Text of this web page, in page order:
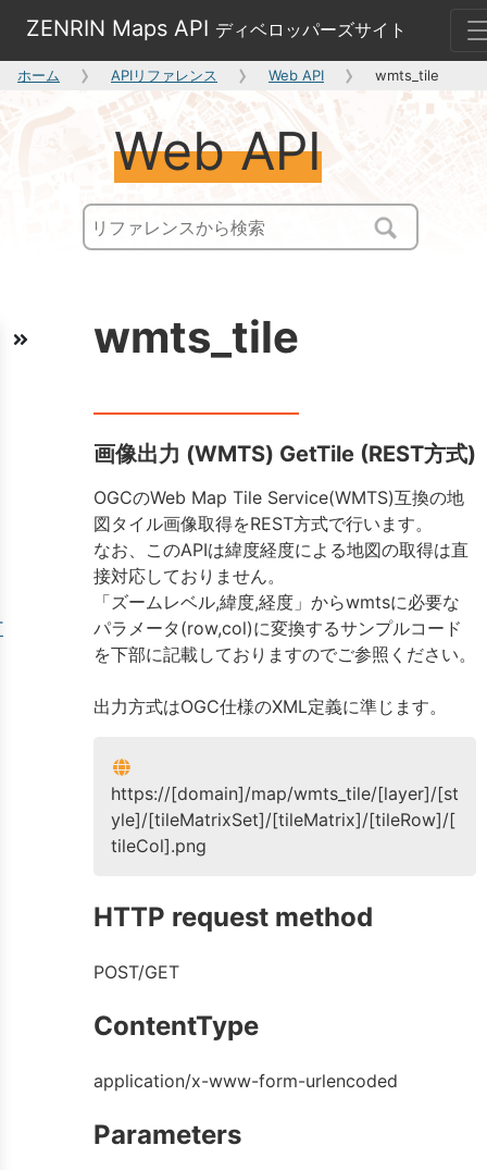
ZENRIN Maps API ディベロッパーズサイト
ホーム APIリファレンス Web API wmts_tile
Web API
wmts_tile
画像出力 (WMTS) GetTile (REST方式)
OGCのWeb Map Tile Service(WMTS)互換の地
図タイル画像取得をREST方式で行います。
なお、このAPIは緯度経度による地図の取得は直
接対応しておりません。
「ズームレベル,緯度,経度」からwmtsに必要な
パラメータ(row,col)に変換するサンプルコード
を下部に記載しておりますのでご参照ください。
出力方式はOGC仕様のXML定義に準じます。
https://[domain]/map/wmts_tile/[layer]/[st
yle]/[tileMatrixSet]/[tileMatrix]/[tileRow]/[
tileCol].png
HTTP request method
POST/GET
ContentType
application/x-www-form-urlencoded
Parameters